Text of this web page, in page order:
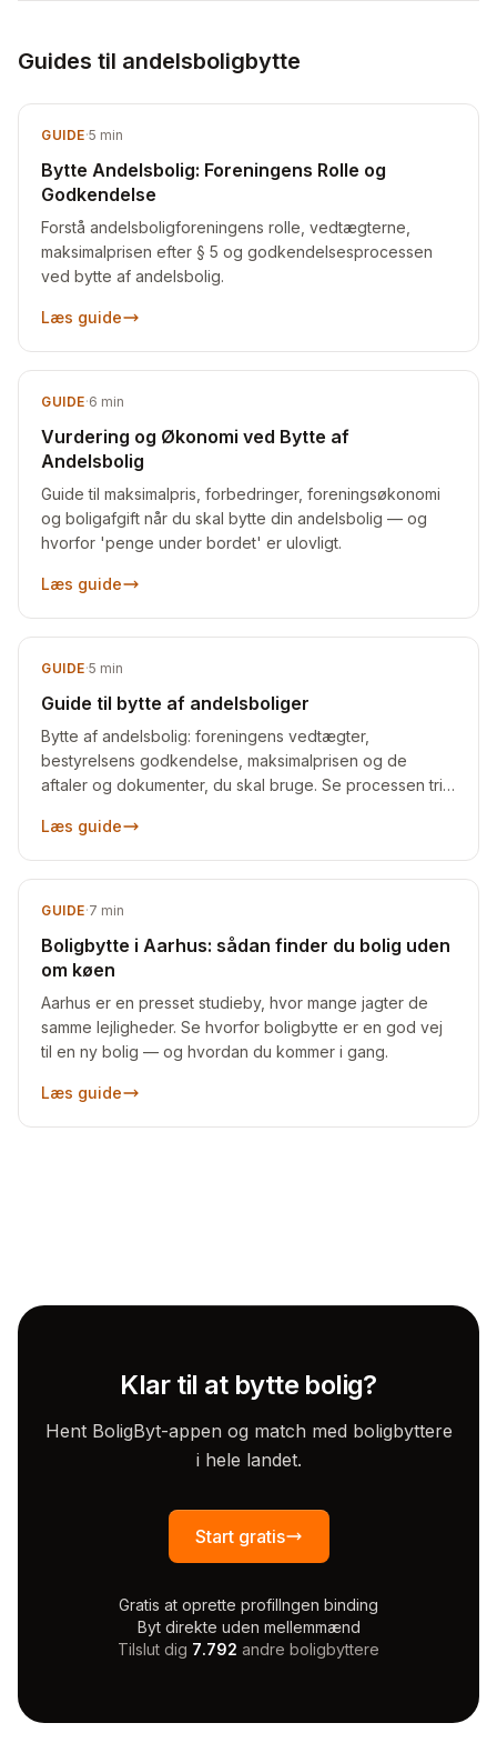
Guides til andelsboligbytte
GUIDE·5 min
Bytte Andelsbolig: Foreningens Rolle og
Godkendelse
Forstå andelsboligforeningens rolle, vedtægterne,
maksimalprisen efter § 5 og godkendelsesprocessen
ved bytte af andelsbolig.
Læs guide
GUIDE·6 min
Vurdering og Økonomi ved Bytte af
Andelsbolig
Guide til maksimalpris, forbedringer, foreningsøkonomi
og boligafgift når du skal bytte din andelsbolig — og
hvorfor 'penge under bordet' er ulovligt.
Læs guide
GUIDE·5 min
Guide til bytte af andelsboliger
Bytte af andelsbolig: foreningens vedtægter,
bestyrelsens godkendelse, maksimalprisen og de
aftaler og dokumenter, du skal bruge. Se processen trin
Læs guide
GUIDE·7 min
Boligbytte i Aarhus: sådan finder du bolig uden
om køen
Aarhus er en presset studieby, hvor mange jagter de
samme lejligheder. Se hvorfor boligbytte er en god vej
til en ny bolig — og hvordan du kommer i gang.
Læs guide
Klar til at bytte bolig?
Hent BoligByt-appen og match med boligbyttere
i hele landet.
Start gratis
Gratis at oprette profilIngen binding
Byt direkte uden mellemmænd
Tilslut dig 7.792 andre boligbyttere